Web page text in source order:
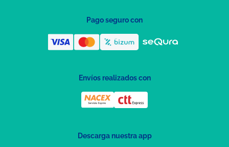
Pago seguro con
Envíos realizados con
Descarga nuestra app